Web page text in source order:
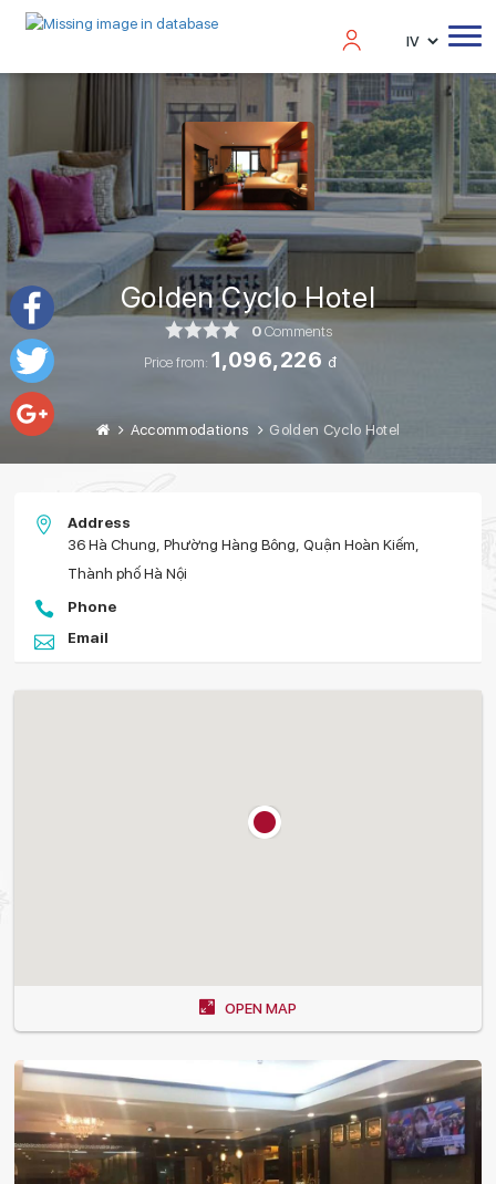
Facebook
Twitter
Golden Cyclo Hotel
0Comments
Price from: 1,096,226 đ
Accommodations Golden Cyclo Hotel
Address
36 Hà Chung, Phường Hàng Bông, Quận Hoàn Kiếm,
Thành phố Hà Nội
Phone
Email
OPEN MAP